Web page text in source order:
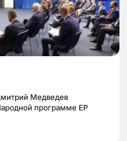
Медведев
программе ЕР